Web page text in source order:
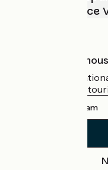
vélo avec France
Qui sommes-
L'association
guide officiel du
Instagram